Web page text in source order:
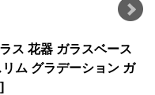
ス 花器 ガラスベース
ム グラデーション ガ